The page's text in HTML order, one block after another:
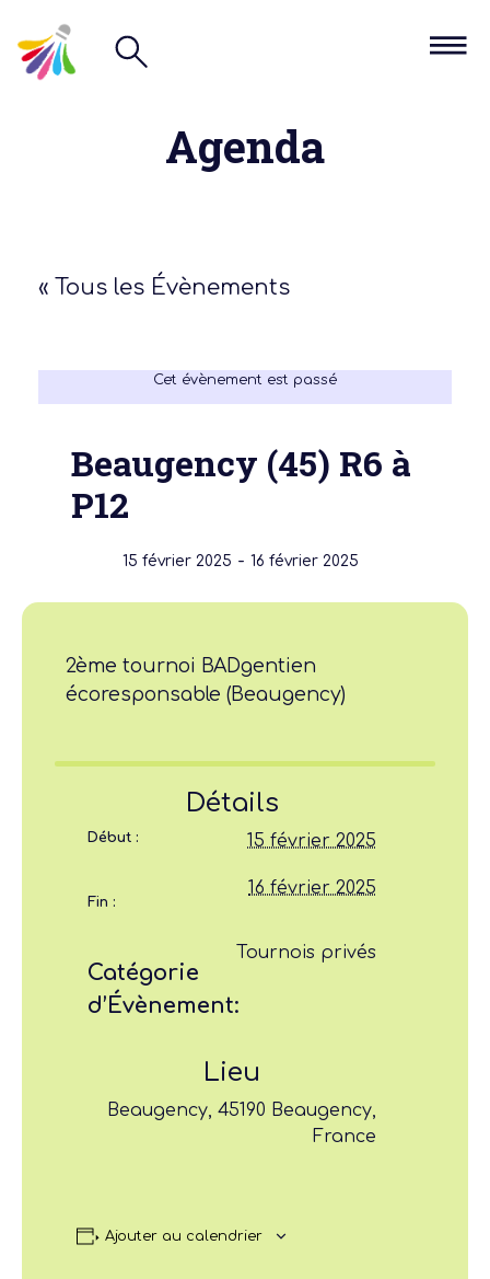
Agenda
« Tous les Évènements
Cet évènement est passé
Beaugency (45) R6 à
P12
15 février 2025 - 16 février 2025
2ème tournoi BADgentien
écoresponsable (Beaugency)
Détails
Début : 15 février 2025
Fin :
16 février 2025
Catégorie
d’Évènement:
Tournois privés
Lieu
Beaugency, 45190 Beaugency,
France
Ajouter au calendrier